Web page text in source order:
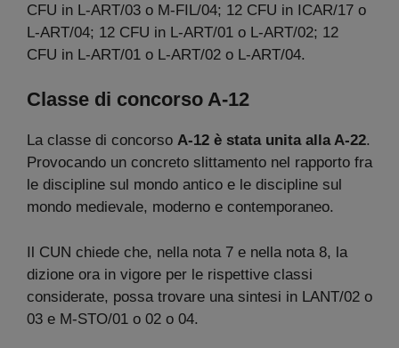
CFU in L-ART/03 o M-FIL/04; 12 CFU in ICAR/17 o
L-ART/04; 12 CFU in L-ART/01 o L-ART/02; 12
CFU in L-ART/01 o L-ART/02 o L-ART/04.
Classe di concorso A-12
La classe di concorso A-12 è stata unita alla A-22.
Provocando un concreto slittamento nel rapporto fra
le discipline sul mondo antico e le discipline sul
mondo medievale, moderno e contemporaneo.
Il CUN chiede che, nella nota 7 e nella nota 8, la
dizione ora in vigore per le rispettive classi
considerate, possa trovare una sintesi in LANT/02 o
03 e M-STO/01 o 02 o 04.